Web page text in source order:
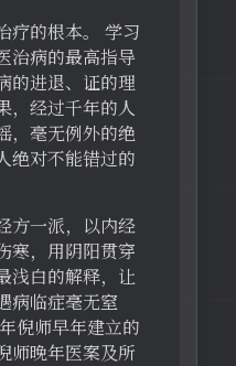
疗的根本。 学习
治病的最高指导
的进退、证的理
，经过千年的人
，毫无例外的绝
绝对不能错过的
方一派，以内经
寒，用阴阳贯穿
浅白的解释，让
病临症毫无窒
倪师早年建立的
师晚年医案及所